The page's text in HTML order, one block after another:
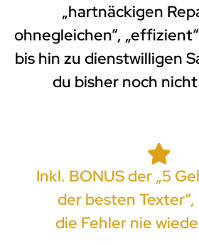
„hartnäckigen
ohnegleichen“,
bis hin zu dienstwilligen
du bisher noch
Inkl. BONUS der „5
der besten
die Fehler nie